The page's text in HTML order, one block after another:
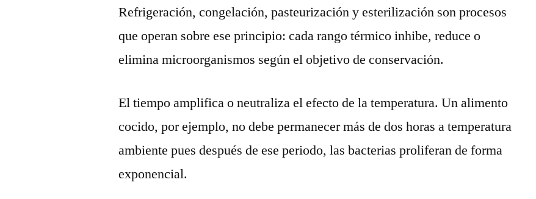
Refrigeración, congelación, pasteurización y esterilización son procesos
que operan sobre ese principio: cada rango térmico inhibe, reduce o
elimina microorganismos según el objetivo de conservación.
El tiempo amplifica o neutraliza el efecto de la temperatura. Un alimento
cocido, por ejemplo, no debe permanecer más de dos horas a temperatura
ambiente pues después de ese periodo, las bacterias proliferan de forma
exponencial.